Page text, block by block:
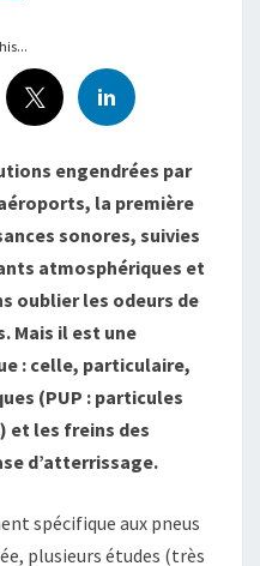
engendrées par
la première
sonores, suivies
atmosphériques et
oublier les odeurs de
Mais il est une
: celle, particulaire,
(PUP : particules
et les freins des
d’atterrissage.
spécifique aux pneus
plusieurs études (très